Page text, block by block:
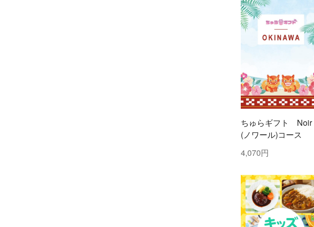
ちゅらギフト Noir
(ノワール)コース
4,070円